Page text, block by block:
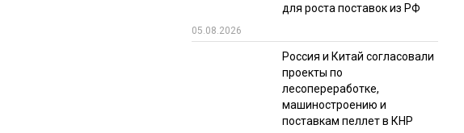
для роста поставок из РФ
05.08.2026
Россия и Китай согласовали
проекты по
лесопереработке,
машиностроению и
поставкам пеллет в КНР